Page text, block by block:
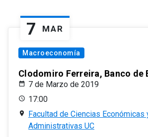
7 MAR
Macroeconomía
Clodomiro Ferreira, Banco de
7 de Marzo de 2019
17:00
Facultad de Ciencias Económicas
Administrativas UC